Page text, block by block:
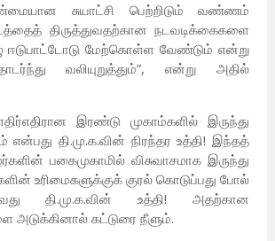
சுயாட்சி பெற்றிடும் வண்ணம்
திருத்துவதற்கான நடவடிக்கைகளை
ஈடுபாட்டோடு மேற்கொள்ள வேண்டும் என்று
வலியுறுத்தும்”, என்று அதில்
இரண்டு முகாம்களில் இருந்து
தி.மு.க.வின் நிரந்தர உத்தி! இந்தத்
பகைமுகாமில் விசுவாசமாக இருந்து
உரிமைகளுக்குக் குரல் கொடுப்பது போல்
தி.மு.க.வின் உத்தி! அதற்கான
அடுக்கினால் கட்டுரை நீளும்.